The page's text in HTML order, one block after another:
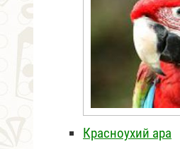
Красноухий ара